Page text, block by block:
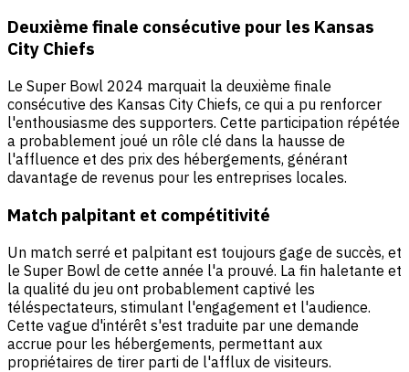
Deuxième finale consécutive pour les Kansas
City Chiefs
Le Super Bowl 2024 marquait la deuxième finale
consécutive des Kansas City Chiefs, ce qui a pu renforcer
l'enthousiasme des supporters. Cette participation répétée
a probablement joué un rôle clé dans la hausse de
l'affluence et des prix des hébergements, générant
davantage de revenus pour les entreprises locales.
Match palpitant et compétitivité
Un match serré et palpitant est toujours gage de succès, et
le Super Bowl de cette année l'a prouvé. La fin haletante et
la qualité du jeu ont probablement captivé les
téléspectateurs, stimulant l'engagement et l'audience.
Cette vague d'intérêt s'est traduite par une demande
accrue pour les hébergements, permettant aux
propriétaires de tirer parti de l'afflux de visiteurs.